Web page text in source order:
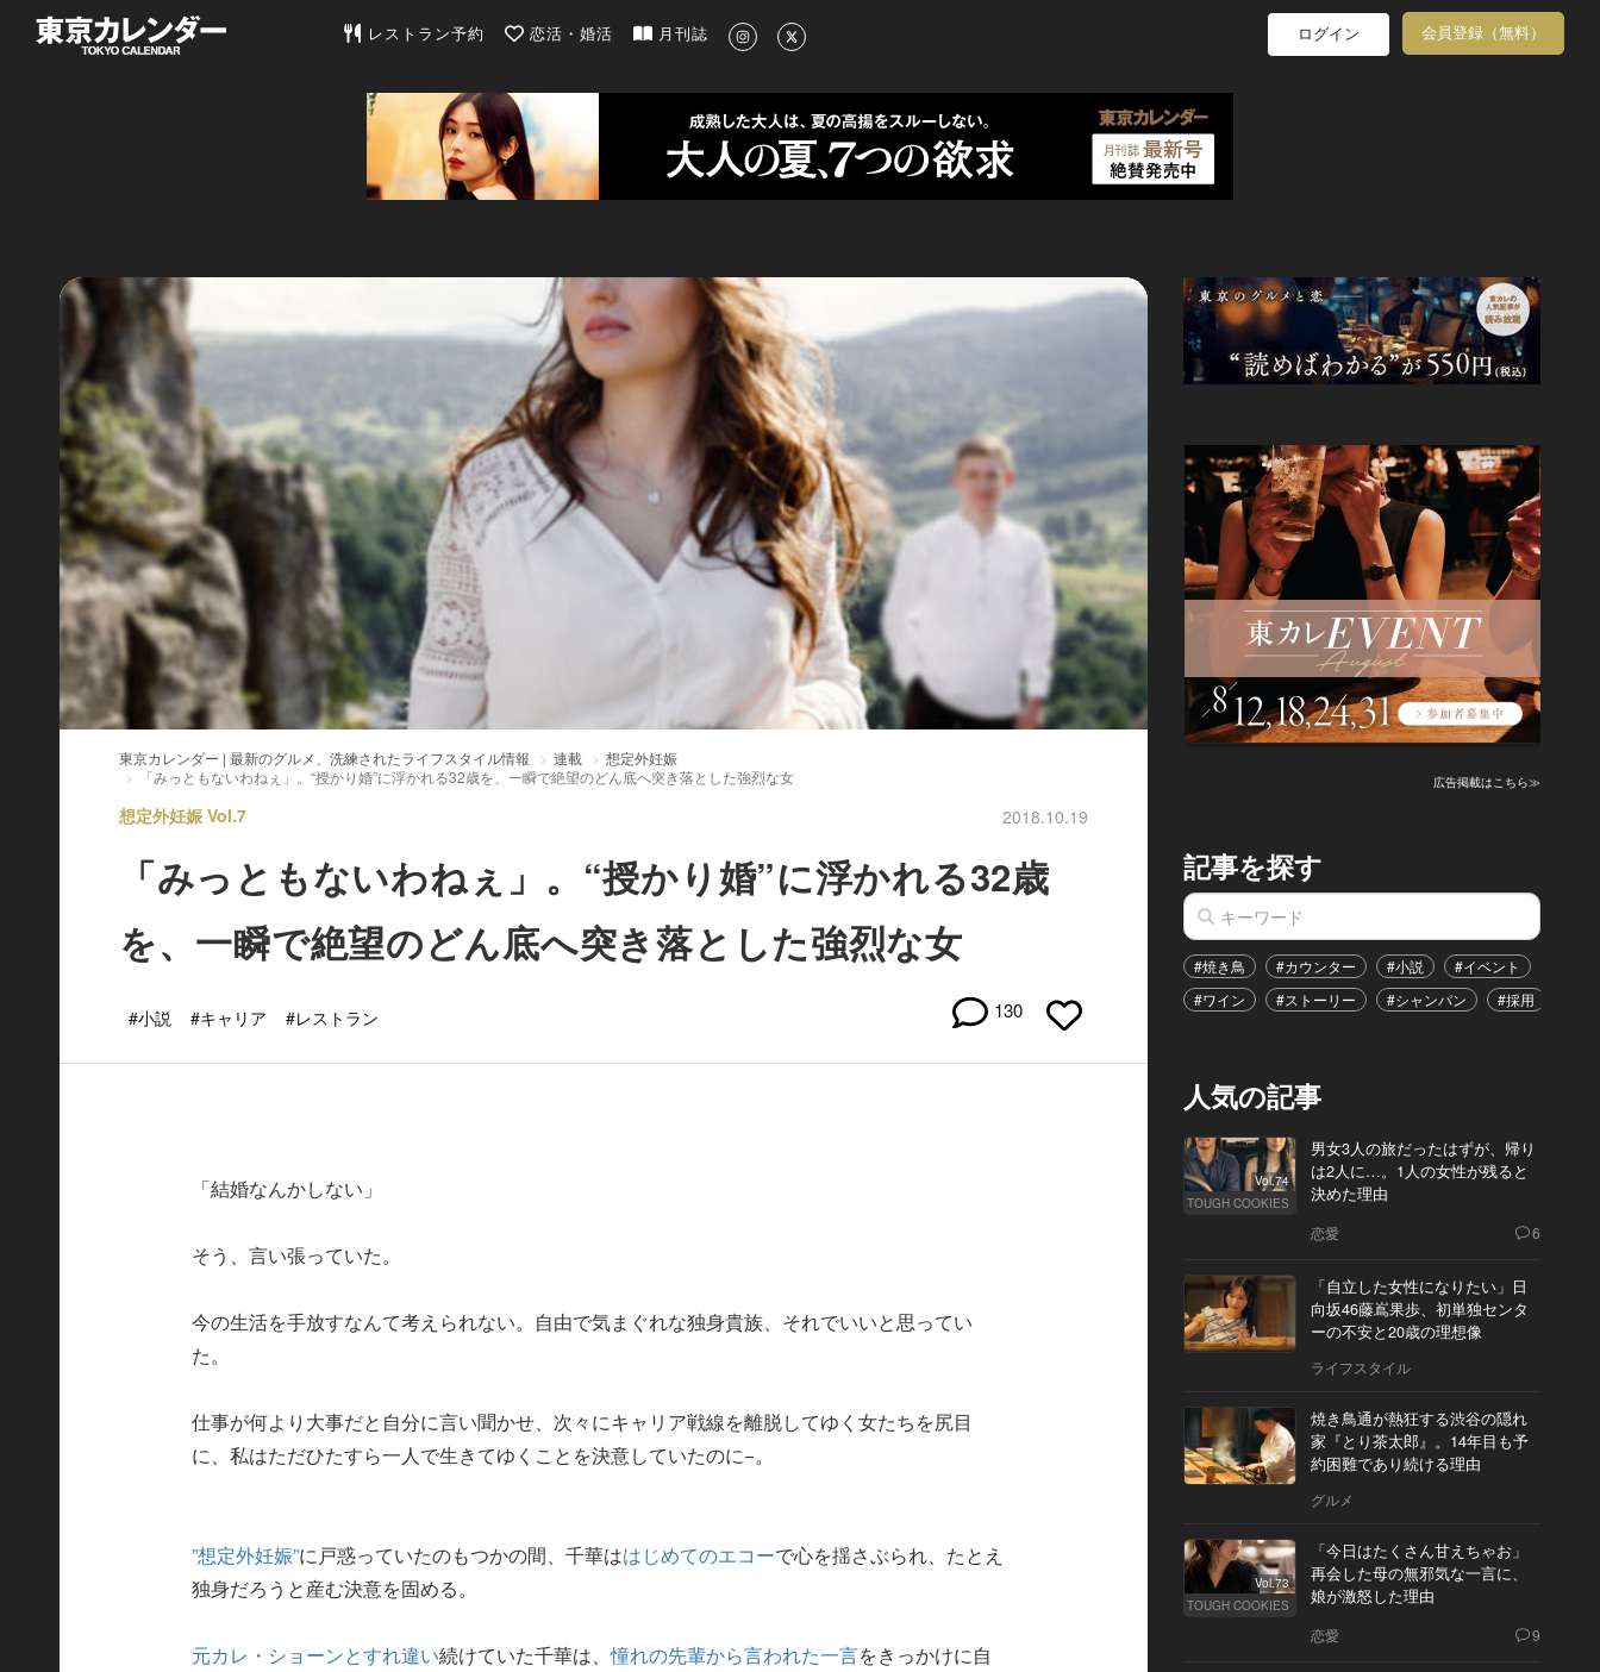
東京カレンダー | 最新のグルメ、洗練されたライフスタイル情報
レストラン予約 恋活・婚活 月刊誌 ログイン 会員登録（無料）
東京カレンダー | 最新のグルメ、洗練されたライフスタイル情報 連載
想定外妊娠
「みっともないわねぇ」。“授かり婚”に浮かれる32歳を、一瞬で絶望のどん底へ突き落とした強烈な女
想定外妊娠 Vol.7 2018.10.19
「みっともないわねぇ」。“授かり婚”に浮かれる32歳
を、一瞬で絶望のどん底へ突き落とした強烈な女
#小説 #キャリア #レストラン 130
「結婚なんかしない」
そう、言い張っていた。
今の生活を手放すなんて考えられない。自由で気まぐれな独身貴族、それでいいと思ってい
た。
仕事が何より大事だと自分に言い聞かせ、次々にキャリア戦線を離脱してゆく女たちを尻目
に、私はただひたすら一人で生きてゆくことを決意していたのに−。
”想定外妊娠”に戸惑っていたのもつかの間、千華ははじめてのエコーで心を揺さぶられ、たとえ
独身だろうと産む決意を固める。
元カレ・ショーンとすれ違い続けていた千華は、憧れの先輩から言われた一言をきっかけに自
広告掲載はこちら≫
記事を探す
#焼き鳥 #カウンター #小説 #イベント
#ワイン
#ストーリー #シャンパン #採用
人気の記事
Vol.74
TOUGH COOKIES
男女3人の旅だったはずが、帰り
は2人に…。1人の女性が残ると
決めた理由
恋愛 6
「自立した女性になりたい」日
向坂46藤嶌果歩、初単独センタ
ーの不安と20歳の理想像
ライフスタイル
焼き鳥通が熱狂する渋谷の隠れ
家『とり茶太郎』。14年目も予
約困難であり続ける理由
グルメ
Vol.73
TOUGH COOKIES
「今日はたくさん甘えちゃお」
再会した母の無邪気な一言に、
娘が激怒した理由
恋愛 9